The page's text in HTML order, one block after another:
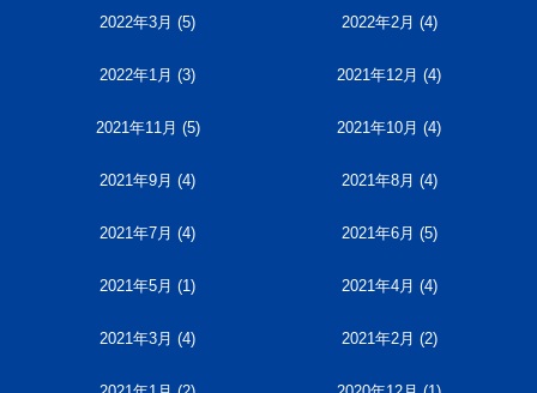
2022年3月 (5) 2022年2月 (4)
2022年1月 (3) 2021年12月 (4)
2021年11月 (5) 2021年10月 (4)
2021年9月 (4) 2021年8月 (4)
2021年7月 (4) 2021年6月 (5)
2021年5月 (1) 2021年4月 (4)
2021年3月 (4) 2021年2月 (2)